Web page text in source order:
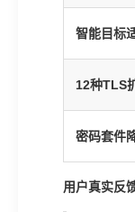
智能目标
12种TLS
密码套件
用户真实反